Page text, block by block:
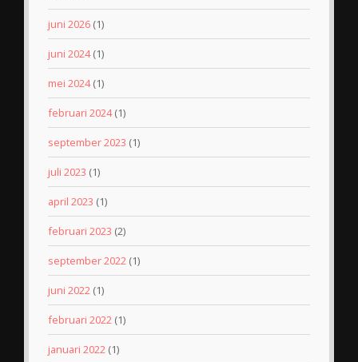
juni 2026 (1)
juni 2024(1)
mei 2024(1)
februari 2024(1)
september 2023 (1)
juli 2023 (1)
april 2023 (1)
februari 2023 (2)
september 2022 (1)
juni 2022 (1)
februari 2022 (1)
januari 2022 (1)